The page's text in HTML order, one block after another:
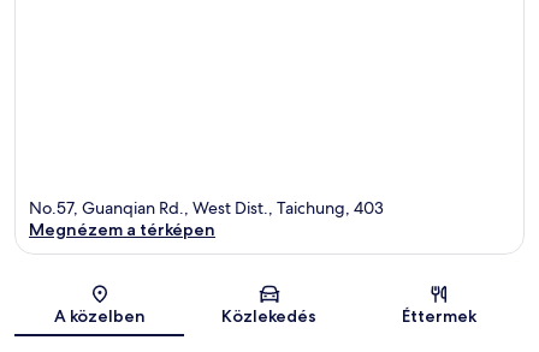
Térkép
No.57, Guanqian Rd., West Dist., Taichung, 403
Megnézem a térképen
A közelben Közlekedés Éttermek